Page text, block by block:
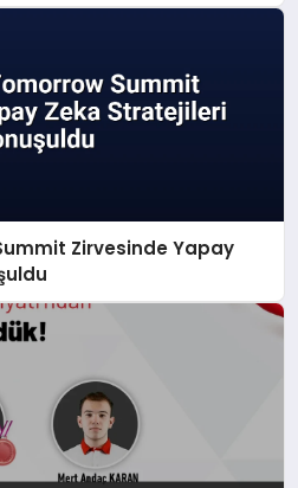
Zirvesinde Yapay